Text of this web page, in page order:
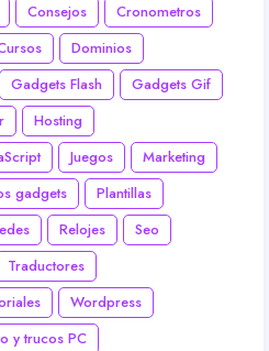
Consejos
Cronometros
Dominios
Gadgets Flash
Gadgets Gif
Hosting
Juegos
Marketing
gadgets
Plantillas
Relojes
Seo
Traductores
Wordpress
y trucos PC